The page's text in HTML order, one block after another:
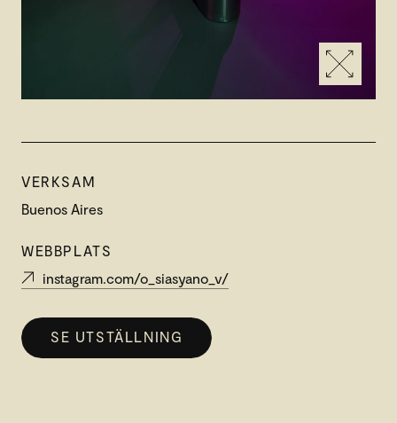
VERKSAM
Buenos Aires
WEBBPLATS
instagram.com/o_siasyano_v/
SE UTSTÄLLNING